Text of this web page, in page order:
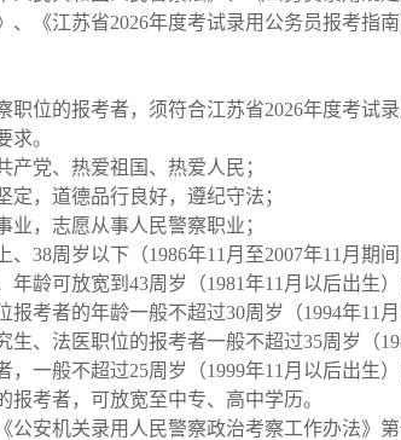
、《江苏省2026年度考试录用公务员报考指
职位的报考者，须符合江苏省2026年度考试
求。
产党、热爱祖国、热爱人民；
定，道德品行良好，遵纪守法；
业，志愿从事人民警察职业；
、38周岁以下（1986年11月至2007年11月
年龄可放宽到43周岁（1981年11月以后出生）
报考者的年龄一般不超过30周岁（1994年11
生、法医职位的报考者一般不超过35周岁（
，一般不超过25周岁（1999年11月以后出生）
报考者，可放宽至中专、高中学历。
公安机关录用人民警察政治考察工作办法》